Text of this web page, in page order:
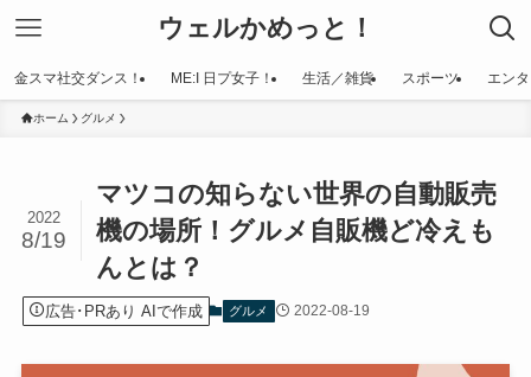
ウェルかめっと！
金スマ社交ダンス！ ME:I 日プ女子！ 生活／雑貨 スポーツ エン
ホーム グルメ
マツコの知らない世界の自動販売
機の場所！グルメ自販機ど冷えも
んとは？
2022
8/19
広告･PRあり AIで作成 グルメ 2022-08-19